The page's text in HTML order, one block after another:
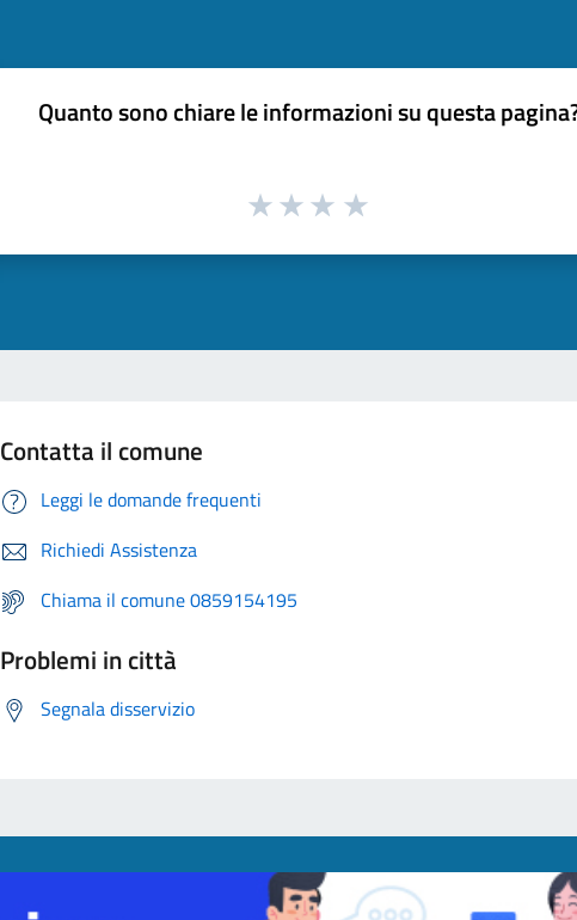
Quanto sono chiare le informazioni su questa
Contatta il comune
Leggi le domande frequenti
Richiedi Assistenza
Chiama il comune 0859154195
Problemi in città
Segnala disservizio